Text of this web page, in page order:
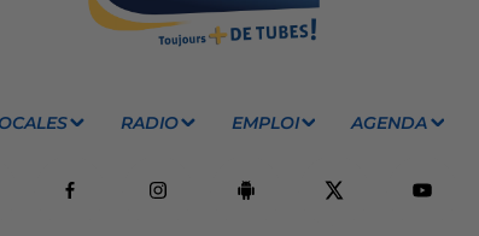
RADIO EMPLOI AGENDA